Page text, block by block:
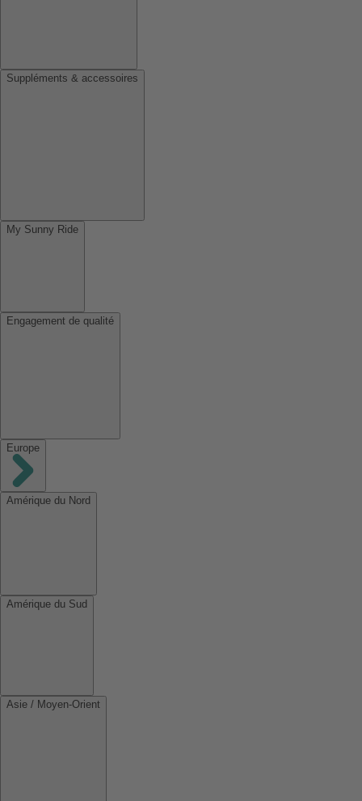
Suppléments & accessoires
My Sunny Ride
Engagement de qualité
Europe
Amérique du Nord
Amérique du Sud
Asie / Moyen-Orient